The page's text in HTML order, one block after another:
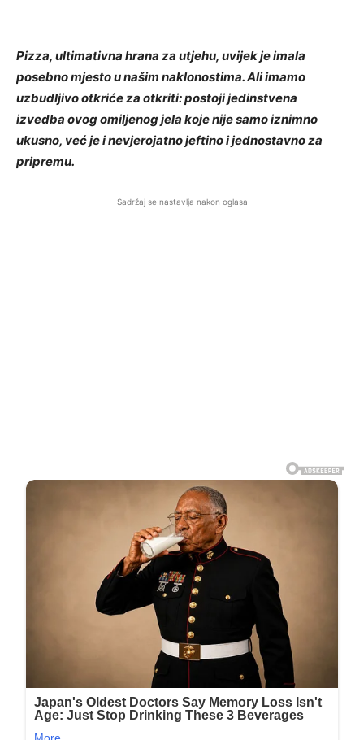
Pizza, ultimativna hrana za utjehu, uvijek je imala
posebno mjesto u našim naklonostima. Ali imamo
uzbudljivo otkriće za otkriti: postoji jedinstvena
izvedba ovog omiljenog jela koje nije samo iznimno
ukusno, već je i nevjerojatno jeftino i jednostavno za
pripremu.
Sadržaj se nastavlja nakon oglasa